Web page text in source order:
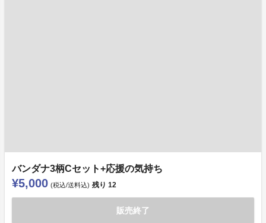
バンダナ3柄Cセット+応援の気持ち
¥5,000 (税込/送料込) 残り 12
販売終了